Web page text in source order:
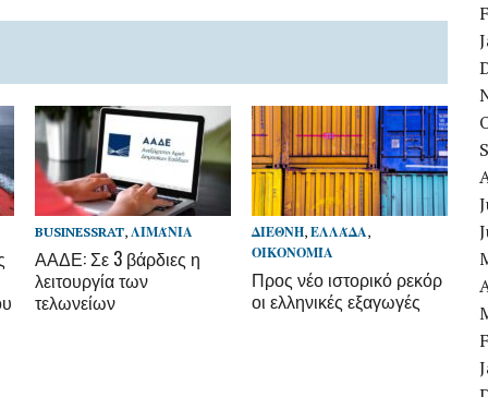
BUSINESSRAT, ΛΙΜΆΝΙΑ
ΑΑΔΕ: Σε 3 βάρδιες η
λειτουργία των
τελωνείων
ΔΙΕΘΝΉ,ΕΛΛΆΔΑ,
ΟΙΚΟΝΟΜΊΑ
Προς νέο ιστορικό ρεκόρ
οι ελληνικές εξαγωγές